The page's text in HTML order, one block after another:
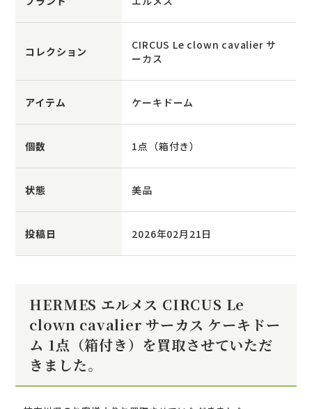
コレクション
CIRCUS Le clown cavalier サ
ーカス
アイテム ケーキドーム
個数 1点（箱付き）
状態 美品
投稿日 2026年02月21日
HERMES エルメス CIRCUS Le
clown cavalier サーカス ケーキドー
ム 1点（箱付き）を買取させていただ
きました。